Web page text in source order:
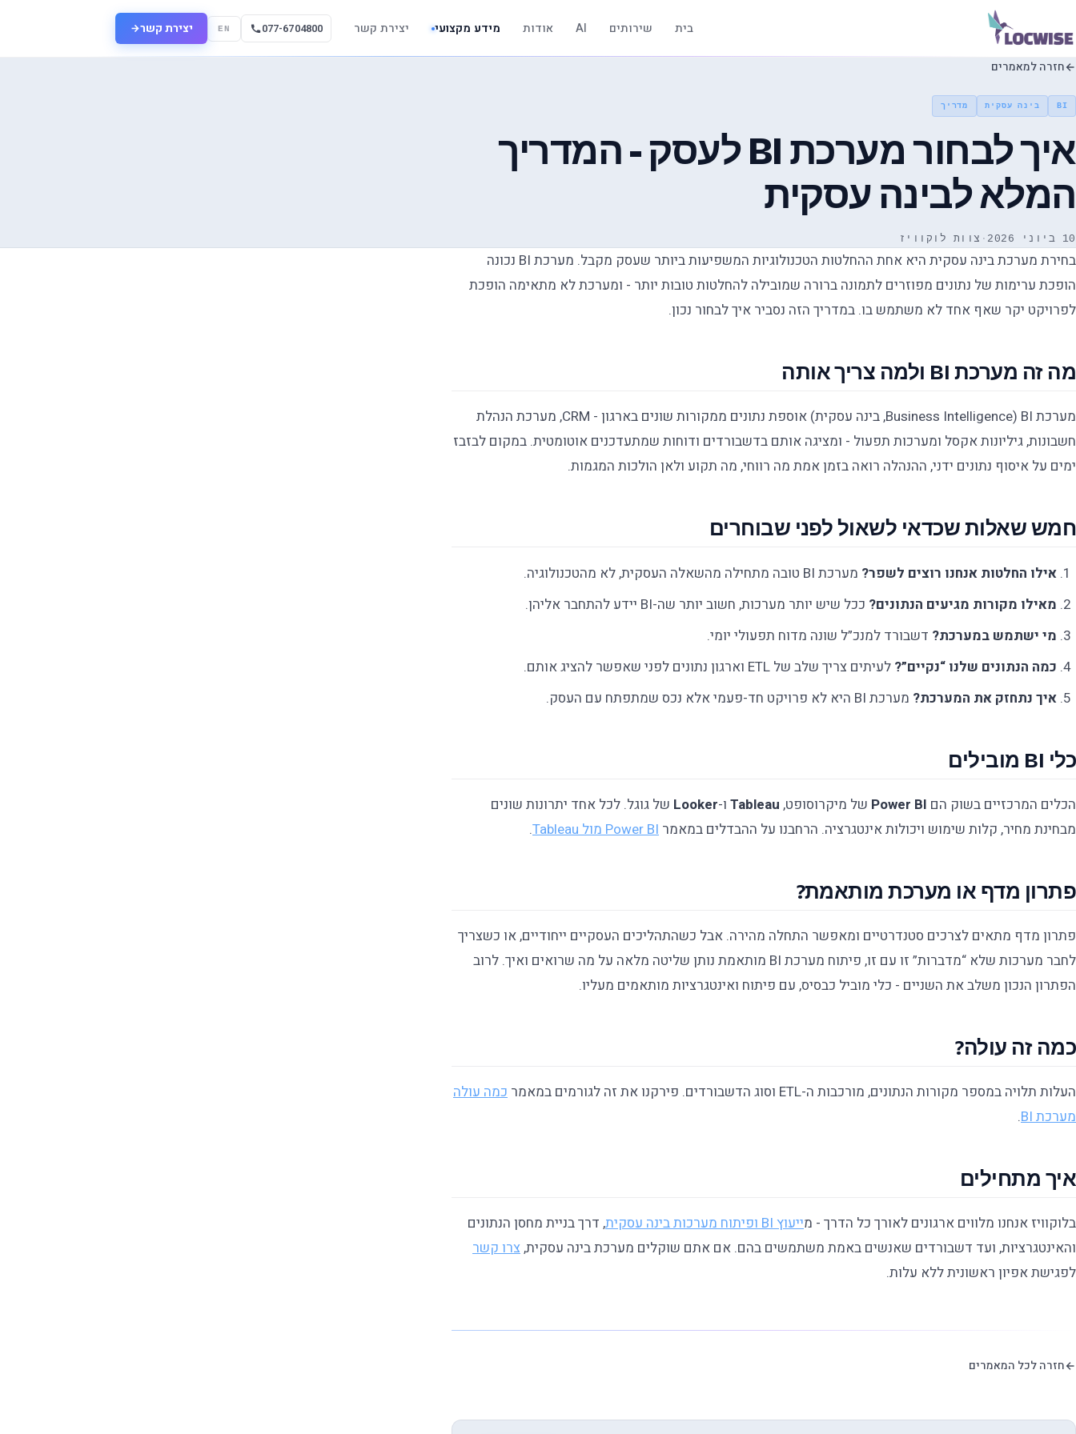
בית שירותים AI אודות מידע מקצועי יצירת קשר 077-6704800
EN יצירת קשר
חזרה למאמרים
BI בינה עסקית מדריך
איך לבחור מערכת BI לעסק - המדריך
המלא לבינה עסקית
10 ביוני 2026 · צוות לוקוויז
בחירת מערכת בינה עסקית היא אחת ההחלטות הטכנולוגיות המשפיעות ביותר שעסק מקבל. מערכת BI נכונה
הופכת ערימות של נתונים מפוזרים לתמונה ברורה שמובילה להחלטות טובות יותר - ומערכת לא מתאימה הופכת
לפרויקט יקר שאף אחד לא משתמש בו. במדריך הזה נסביר איך לבחור נכון.
מה זה מערכת BI ולמה צריך אותה
מערכת BI (Business Intelligence, בינה עסקית) אוספת נתונים ממקורות שונים בארגון - CRM, מערכת הנהלת
חשבונות, גיליונות אקסל ומערכות תפעול - ומציגה אותם בדשבורדים ודוחות שמתעדכנים אוטומטית. במקום לבזבז
ימים על איסוף נתונים ידני, ההנהלה רואה בזמן אמת מה רווחי, מה תקוע ולאן הולכות המגמות.
חמש שאלות שכדאי לשאול לפני שבוחרים
אילו החלטות אנחנו רוצים לשפר? מערכת BI טובה מתחילה מהשאלה העסקית, לא מהטכנולוגיה.
מאילו מקורות מגיעים הנתונים? ככל שיש יותר מערכות, חשוב יותר שה-BI יידע להתחבר אליהן.
מי ישתמש במערכת? דשבורד למנכ”ל שונה מדוח תפעולי יומי.
כמה הנתונים שלנו “נקיים”? לעיתים צריך שלב של ETL וארגון נתונים לפני שאפשר להציג אותם.
איך נתחזק את המערכת? מערכת BI היא לא פרויקט חד-פעמי אלא נכס שמתפתח עם העסק.
כלי BI מובילים
הכלים המרכזיים בשוק הם Power BI של מיקרוסופט, Tableau ו-Looker של גוגל. לכל אחד יתרונות שונים
מבחינת מחיר, קלות שימוש ויכולות אינטגרציה. הרחבנו על ההבדלים במאמר Power BI מול Tableau .
פתרון מדף או מערכת מותאמת?
פתרון מדף מתאים לצרכים סטנדרטיים ומאפשר התחלה מהירה. אבל כשהתהליכים העסקיים ייחודיים, או כשצריך
לחבר מערכות שלא “מדברות” זו עם זו, פיתוח מערכת BI מותאמת נותן שליטה מלאה על מה שרואים ואיך. לרוב
הפתרון הנכון משלב את השניים - כלי מוביל כבסיס, עם פיתוח ואינטגרציות מותאמים מעליו.
כמה זה עולה?
העלות תלויה במספר מקורות הנתונים, מורכבות ה-ETL וסוג הדשבורדים. פירקנו את זה לגורמים במאמר
כמה עולה
מערכת BI
.
איך מתחילים
בלוקוויז אנחנו מלווים ארגונים לאורך כל הדרך - מייעוץ BI ופיתוח מערכות בינה עסקית
, דרך בניית מחסן הנתונים
והאינטגרציות, ועד דשבורדים שאנשים באמת משתמשים בהם. אם אתם שוקלים מערכת בינה עסקית,צרו קשר
לפגישת אפיון ראשונית ללא עלות.
חזרה לכל המאמרים